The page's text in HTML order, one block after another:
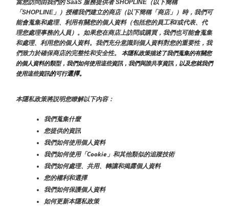
當您訪問由我們的 SaaS 服務提供者 SHOPLINE（以下簡稱
「SHOPLINE」）授權我們建立的商店（以下簡稱「商店」）時，我們可
能會蒐集和處理、利用有關您的個人資料（包括您的員工和/或代表、代
理您處理事務的人員）。如果您在商店上訪問或購買，我們也可能會蒐集
和處理、利用您的個人資料。我們充分意識到個人資料對您的重要性，我
們致力於確保商店的完整性和安全性。
本隱私政策描述了我們蒐集的有關您
的個人資料的類型，我們如何使用這些資訊，我們與誰共享資訊，以及您就我們
使用這些資訊的可行選擇。
本隱私政策將説明您瞭解以下內容：
我們蒐集什麼
您提供的資訊
我們如何使用個人資料
我們如何使用「Cookie」和其他類似的追蹤技術
我們如何處理、共用、轉讓和揭露個人資料
您的權利和選擇
我們如何保護個人資料
如何更新本隱私政策